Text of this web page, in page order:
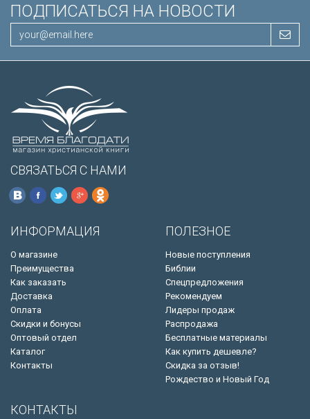
ПОДПИСАТЬСЯ НА НОВОСТИ
СВЯЗАТЬСЯ С НАМИ
ИНФОРМАЦИЯ
О магазине
Преимущества
Как заказать
Доставка
Оплата
Скидки и бонусы
Оптовый отдел
Каталог
Контакты
ПОЛЕЗНОЕ
Новые поступления
Библии
Спецпредложения
Рекомендуем
Лидеры продаж
Распродажа
Бесплатные материалы
Как купить дешевле?
Скидка за отзыв!
Рождество и Новый Год
КОНТАКТЫ